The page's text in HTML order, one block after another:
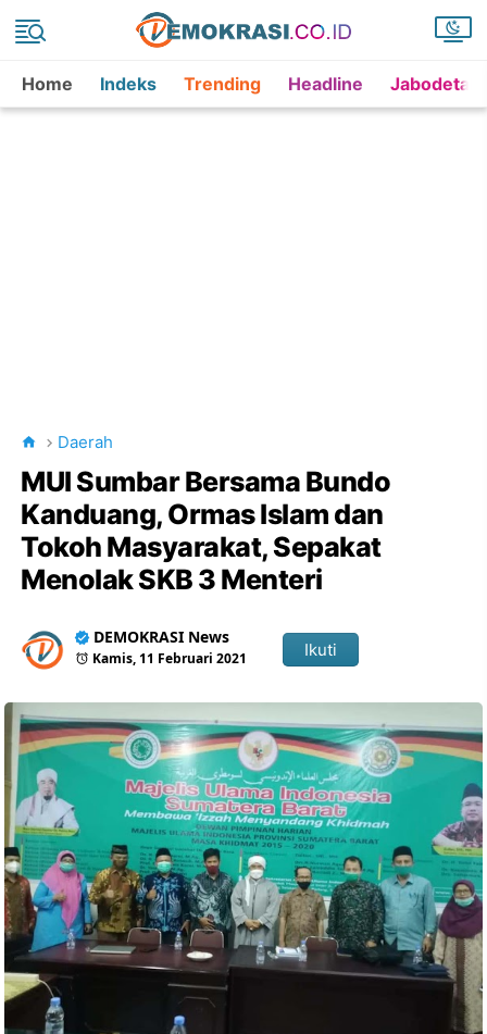
Home Indeks Trending Headline
Daerah
MUI Sumbar Bersama Bundo
Kanduang, Ormas Islam dan
Tokoh Masyarakat, Sepakat
Menolak SKB 3 Menteri
DEMOKRASI News
Kamis, 11 Februari 2021 Ikuti